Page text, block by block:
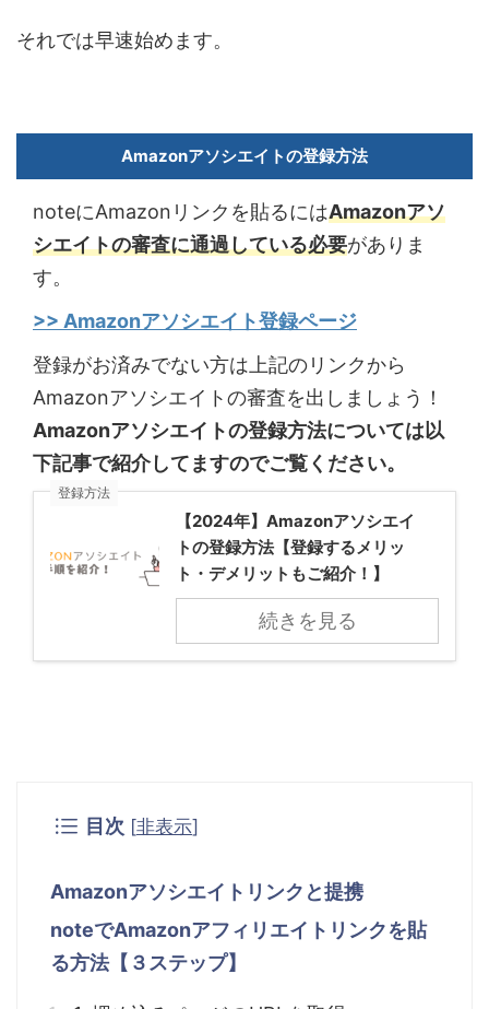
それでは早速始めます。
Amazonアソシエイトの登録方法
noteにAmazon リンクを貼るにはAmazonアソ
シエイトの審査に通過している必要がありま
す。
>> Amazonアソシエイト登録ページ
登録がお済みでない方は上記のリンクから
Amazonアソシエイトの審査を出しましょう！
Amazonアソシエイトの登録方法については以
下記事で紹介してますのでご覧ください。
登録方法
【2024年】Amazonアソシエイ
トの登録方法【登録するメリッ
ト・デメリットもご紹介！】
続きを見る
目次 [非表示]
Amazonアソシエイトリンクと提携
noteでAmazonアフィリエイトリンクを貼
る方法【３ステップ】